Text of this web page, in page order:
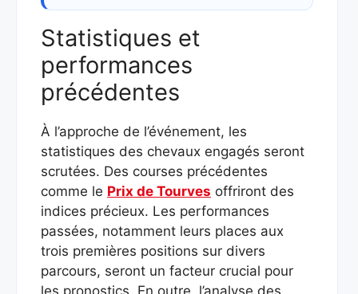
Statistiques et
performances
précédentes
À l’approche de l’événement, les
statistiques des chevaux engagés seront
scrutées. Des courses précédentes
comme le Prix de Tourves offriront des
indices précieux. Les performances
passées, notamment leurs places aux
trois premières positions sur divers
parcours, seront un facteur crucial pour
les pronostics. En outre, l’analyse des